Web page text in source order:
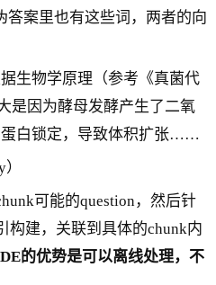
答案里也有这些词，两者的向
生物学原理（参考《真菌代
是因为酵母发酵产生了二氧
白锁定，导致体积扩张……
可能的question，然后针
构建，关联到具体的chunk内
的优势是可以离线处理，不